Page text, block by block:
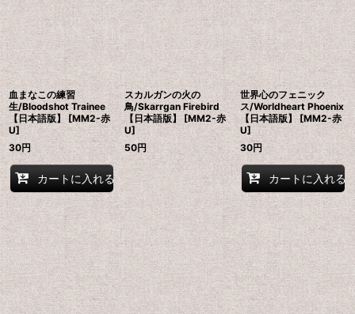
血まなこの練習
生/Bloodshot Trainee
【日本語版】 [MM2-赤
U]
30円
カートに入れる
スカルガンの火の
鳥/Skarrgan Firebird
【日本語版】 [MM2-赤
U]
50円
世界心のフェニック
ス/Worldheart Phoenix
【日本語版】 [MM2-赤
U]
30円
カートに入れる